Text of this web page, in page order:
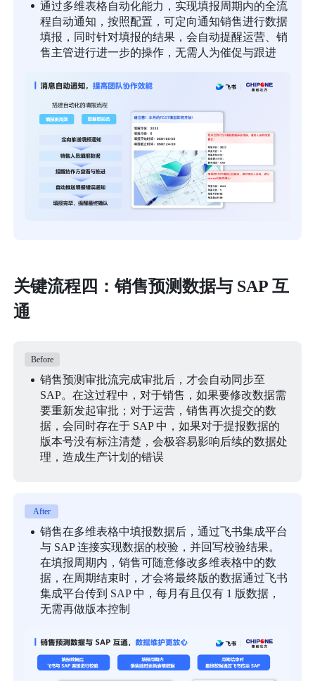
通过多维表格自动化能力，实现填报周期内的全流
程自动通知，按照配置，可定向通知销售进行数据
填报，同时针对填报的结果，会自动提醒运营、销
售主管进行进一步的操作，无需人为催促与跟进
关键流程四：销售预测数据与 SAP 互
通
Before
销售预测审批流完成审批后，才会自动同步至
SAP。在这过程中，对于销售，如果要修改数据需
要重新发起审批；对于运营，销售再次提交的数
据，会同时存在于 SAP 中，如果对于提报数据的
版本号没有标注清楚，会极容易影响后续的数据处
理，造成生产计划的错误
After
销售在多维表格中填报数据后，通过飞书集成平台
与 SAP 连接实现数据的校验，并回写校验结果。
在填报周期内，销售可随意修改多维表格中的数
据，在周期结束时，才会将最终版的数据通过飞书
集成平台传到 SAP 中，每月有且仅有 1 版数据，
无需再做版本控制